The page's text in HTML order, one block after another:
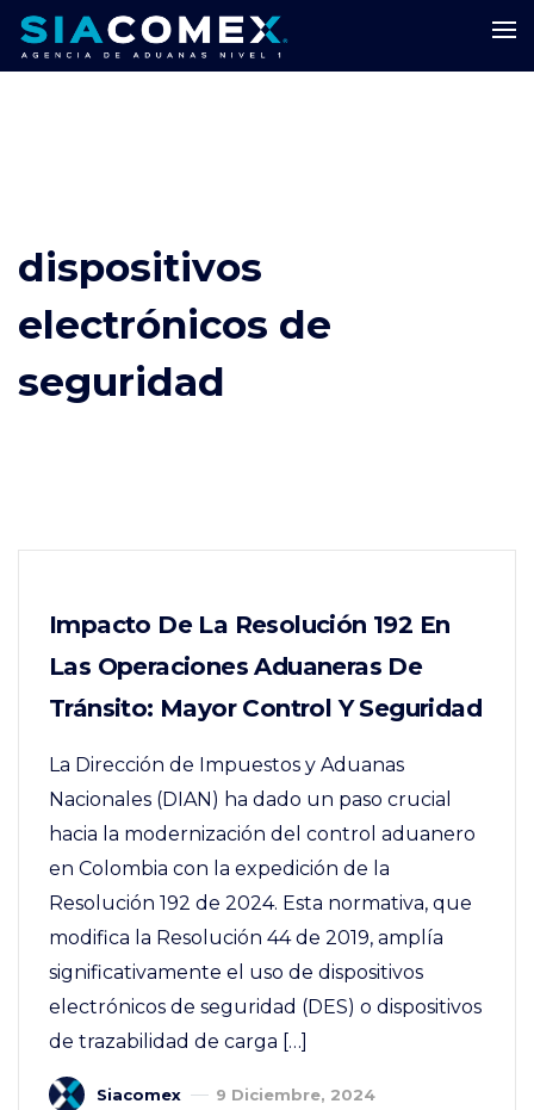
dispositivos
electrónicos de
seguridad
Impacto De La Resolución 192 En
Las Operaciones Aduaneras De
Tránsito: Mayor Control Y Seguridad
La Dirección de Impuestos y Aduanas
Nacionales (DIAN) ha dado un paso crucial
hacia la modernización del control aduanero
en Colombia con la expedición de la
Resolución 192 de 2024. Esta normativa, que
modifica la Resolución 44 de 2019, amplía
significativamente el uso de dispositivos
electrónicos de seguridad (DES) o dispositivos
de trazabilidad de carga […]
Siacomex 9 Diciembre, 2024